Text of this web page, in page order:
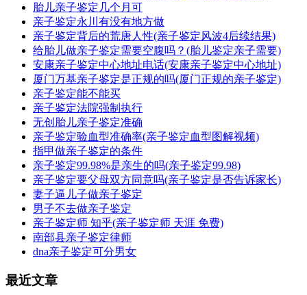
胎儿亲子鉴定几个月可
亲子鉴定永川有没有地方做
亲子鉴定背后的荒唐人性(亲子鉴定风波4后续结果)
给胎儿做亲子鉴定需要空腹吗？(胎儿鉴定亲子需要)
安康亲子鉴定中心地址电话(安康亲子鉴定中心地址)
厦门万基亲子鉴定是正规的吗(厦门正规的亲子鉴定)
亲子鉴定能不能买
亲子鉴定法院强制执行
无创胎儿亲子鉴定准确
亲子鉴定验血型准确率(亲子鉴定血型图解视频)
指甲做亲子鉴定的条件
亲子鉴定99.98%是亲生的吗(亲子鉴定99.98)
亲子鉴定要父母双方同意吗(亲子鉴定是否告诉家长)
妻子逼儿子做亲子鉴定
男子不去做亲子鉴定
亲子鉴定师 知乎(亲子鉴定师 天涯 免费)
南部县亲子鉴定律师
dna亲子鉴定可分男女
最近文章